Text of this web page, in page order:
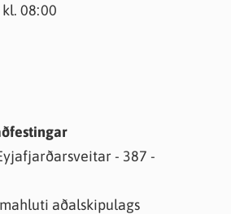
08:00
- 387 -
aðalskipulags